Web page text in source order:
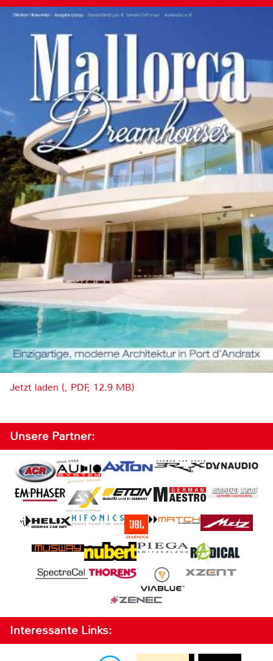
Jetzt laden (, PDF, 12.9 MB)
Unsere Partner:
Interessante Links: